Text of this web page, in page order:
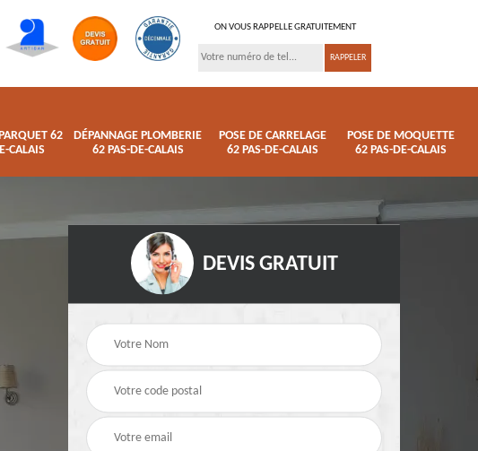
ON VOUS RAPPELLE GRATUITEMENT
62
CALAIS
DÉPANNAGE PLOMBERIE
62 PAS-DE-CALAIS
POSE DE CARRELAGE
62 PAS-DE-CALAIS
POSE DE MOQUETTE
62 PAS-DE-CALAIS
de maison
Pose de parquet 62
Dépannage
62 Pas-de-Calais
DEVIS GRATUIT